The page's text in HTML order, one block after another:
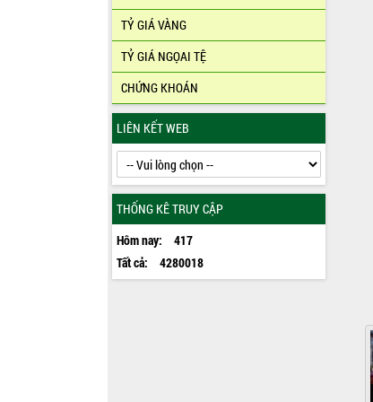
TỶ GIÁ VÀNG
TỶ GIÁ NGỌAI TỆ
CHỨNG KHOÁN
LIÊN KẾT WEB
THỐNG KÊ TRUY CẬP
Hôm nay:
417
Tất cả:
4280018